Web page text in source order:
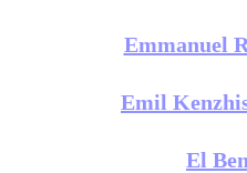
Emmanuel
Emil
El Ben